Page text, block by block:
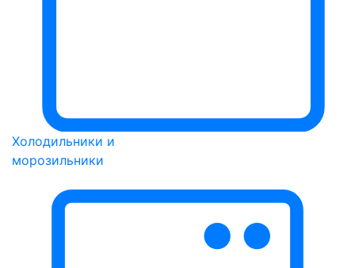
Холодильники и
морозильники